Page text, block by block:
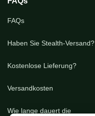
FAQs
Haben Sie Stealth-Versand?
Kostenlose Lieferung?
Versandkosten
Wie lange dauert die